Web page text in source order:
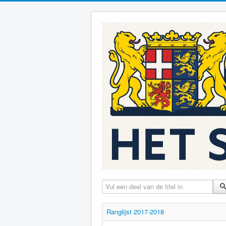
Vul een deel van de titel in
Ranglijst 2017-2018